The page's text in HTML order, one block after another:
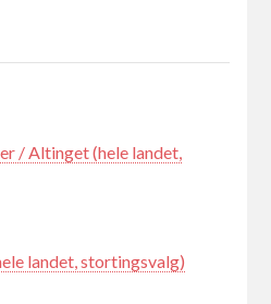
/ Altinget (hele landet,
landet, stortingsvalg)